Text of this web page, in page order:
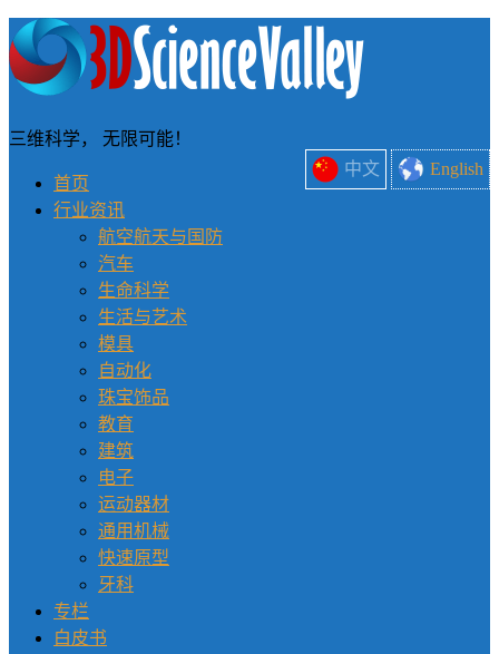
中文 English
三维科学， 无限可能！
首页
行业资讯
航空航天与国防
汽车
生命科学
生活与艺术
模具
自动化
珠宝饰品
教育
建筑
电子
运动器材
通用机械
快速原型
牙科
专栏
白皮书